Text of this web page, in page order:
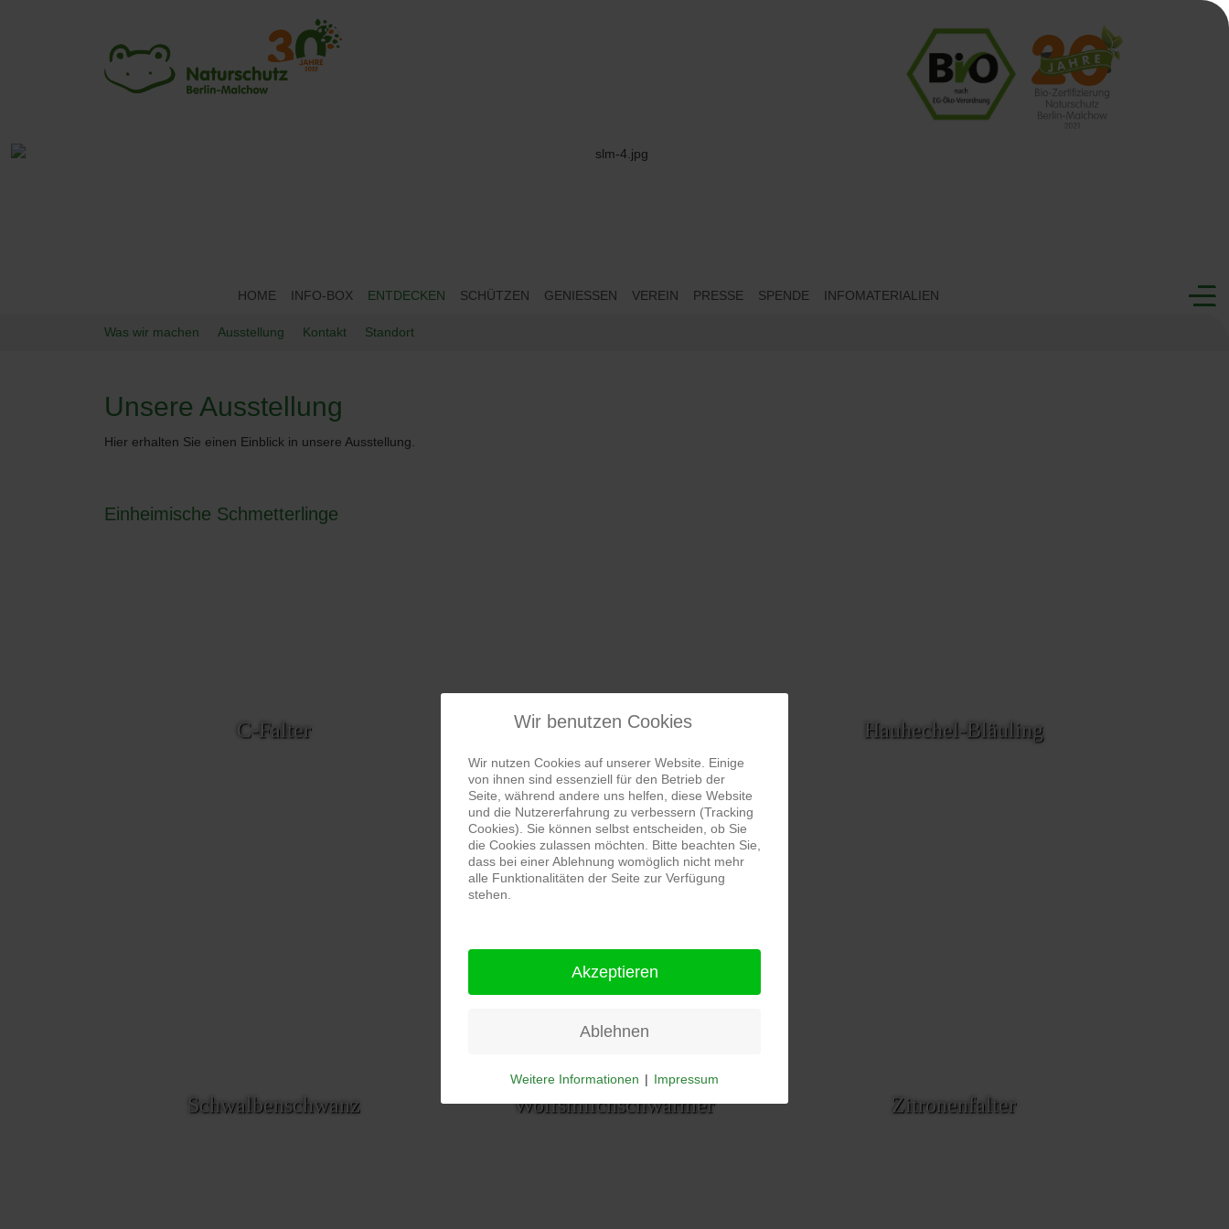
HOME INFO-BOX ENTDECKEN SCHÜTZEN GENIESSEN VEREIN PRESSE SPENDE INFOMATERIALIEN
Was wir machen Ausstellung Kontakt Standort
Unsere Ausstellung
Hier erhalten Sie einen Einblick in unsere Ausstellung.
Einheimische Schmetterlinge
C-Falter Jakobskrautbär Hauhechel-Bläuling
Schwalbenschwanz Wolfsmilchschwärmer Zitronenfalter
Wir benutzen Cookies
Wir nutzen Cookies auf unserer Website. Einige
von ihnen sind essenziell für den Betrieb der
Seite, während andere uns helfen, diese Website
und die Nutzererfahrung zu verbessern (Tracking
Cookies). Sie können selbst entscheiden, ob Sie
die Cookies zulassen möchten. Bitte beachten Sie,
dass bei einer Ablehnung womöglich nicht mehr
alle Funktionalitäten der Seite zur Verfügung
stehen.
Akzeptieren
Ablehnen
Weitere Informationen | Impressum